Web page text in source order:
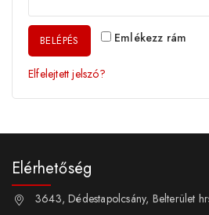
Emlékezz rám
BELÉPÉS
Elfelejtett jelszó?
Elérhetőség
3643, Dédestapolcsány, Belterület